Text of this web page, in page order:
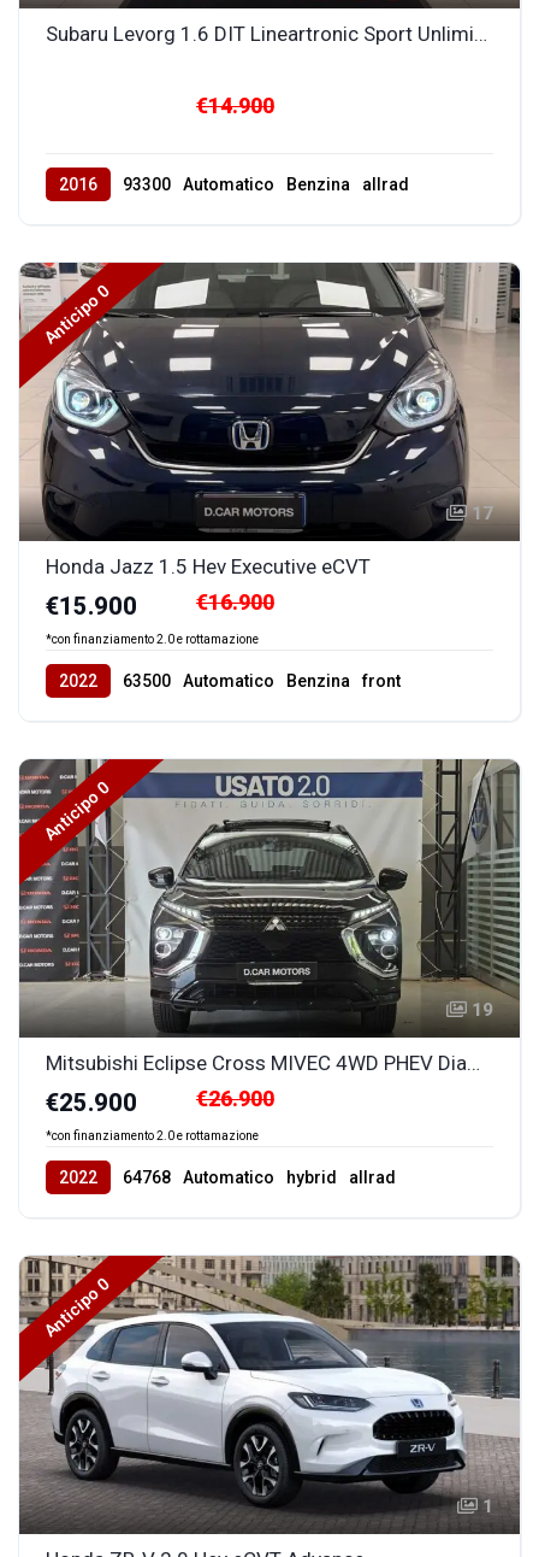
Subaru Levorg 1.6 DIT Lineartronic Sport Unlimited
€14.900
2016 93300 Automatico Benzina allrad
Anticipo 0
17
Honda Jazz 1.5 Hev Executive eCVT
€15.900
*con finanziamento 2.0 e rottamazione
€16.900
2022 63500 Automatico Benzina front
Anticipo 0
19
Mitsubishi Eclipse Cross MIVEC 4WD PHEV Diamond
€25.900
*con finanziamento 2.0 e rottamazione
€26.900
2022 64768 Automatico hybrid allrad
Anticipo 0
1